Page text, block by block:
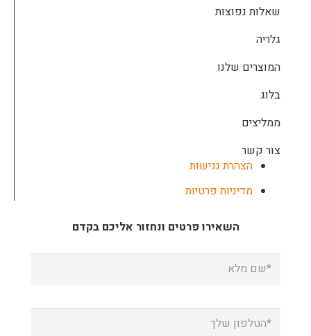
שאלות נפוצות
גלריה
המוצרים שלנו
בלוג
ממליצים
צור קשר
הצהרת נגישות
מדיניות פרטיות
השאירו פרטים ונחזור אליכם בקדם